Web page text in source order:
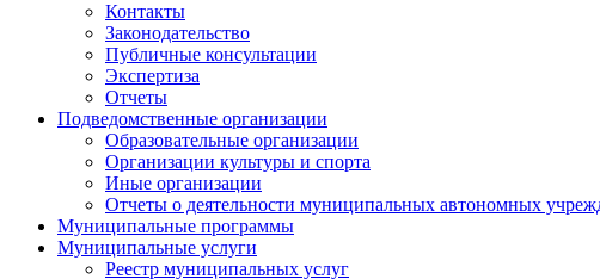
Контакты
Законодательство
Публичные консультации
Экспертиза
Отчеты
Подведомственные организации
Образовательные организации
Организации культуры и спорта
Иные организации
Отчеты о деятельности муниципальных автономных
Муниципальные программы
Муниципальные услуги
Реестр муниципальных услуг